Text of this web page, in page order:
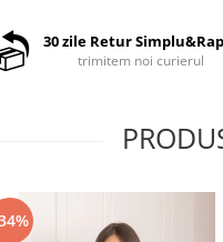
30 zile Retur
trimitem noi curierul